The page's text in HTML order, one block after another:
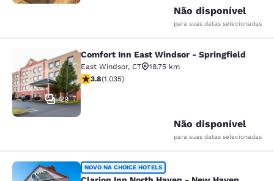
Não disponível
para suas datas selecionadas
Comfort Inn East Windsor -
29
Comfort Inn East Windsor - Springfield
East Windsor, CT
18.75 km
classificação 3.83 estrelas. Bom. 1035 avaliações
3.8(1.035)
Não disponível
para suas datas selecionadas
Clarion Inn North Haven - New
NOVO NA CHOICE HOTELS